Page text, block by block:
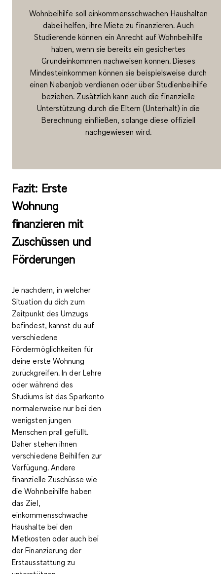
Wohnbeihilfe soll einkommensschwachen Haushalten
dabei helfen, ihre Miete zu finanzieren. Auch
Studierende können ein Anrecht auf Wohnbeihilfe
haben, wenn sie bereits ein gesichertes
Grundeinkommen nachweisen können. Dieses
Mindesteinkommen können sie beispielsweise durch
einen Nebenjob verdienen oder über Studienbeihilfe
beziehen. Zusätzlich kann auch die finanzielle
Unterstützung durch die Eltern (Unterhalt) in die
Berechnung einfließen, solange diese offiziell
nachgewiesen wird.
Fazit: Erste
Wohnung
finanzieren mit
Zuschüssen und
Förderungen
Je nachdem, in welcher
Situation du dich zum
Zeitpunkt des Umzugs
befindest, kannst du auf
verschiedene
Fördermöglichkeiten für
deine erste Wohnung
zurückgreifen. In der Lehre
oder während des
Studiums ist das Sparkonto
normalerweise nur bei den
wenigsten jungen
Menschen prall gefüllt.
Daher stehen ihnen
verschiedene Beihilfen zur
Verfügung. Andere
finanzielle Zuschüsse wie
die Wohnbeihilfe haben
das Ziel,
einkommensschwache
Haushalte bei den
Mietkosten oder auch bei
der Finanzierung der
Erstausstattung zu